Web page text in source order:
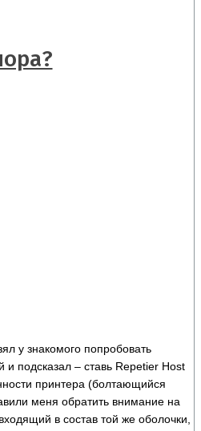
у знакомого попробовать
подсказал – ставь Repetier Host
принтера (болтающийся
меня обратить внимание на
в состав той же оболочки,